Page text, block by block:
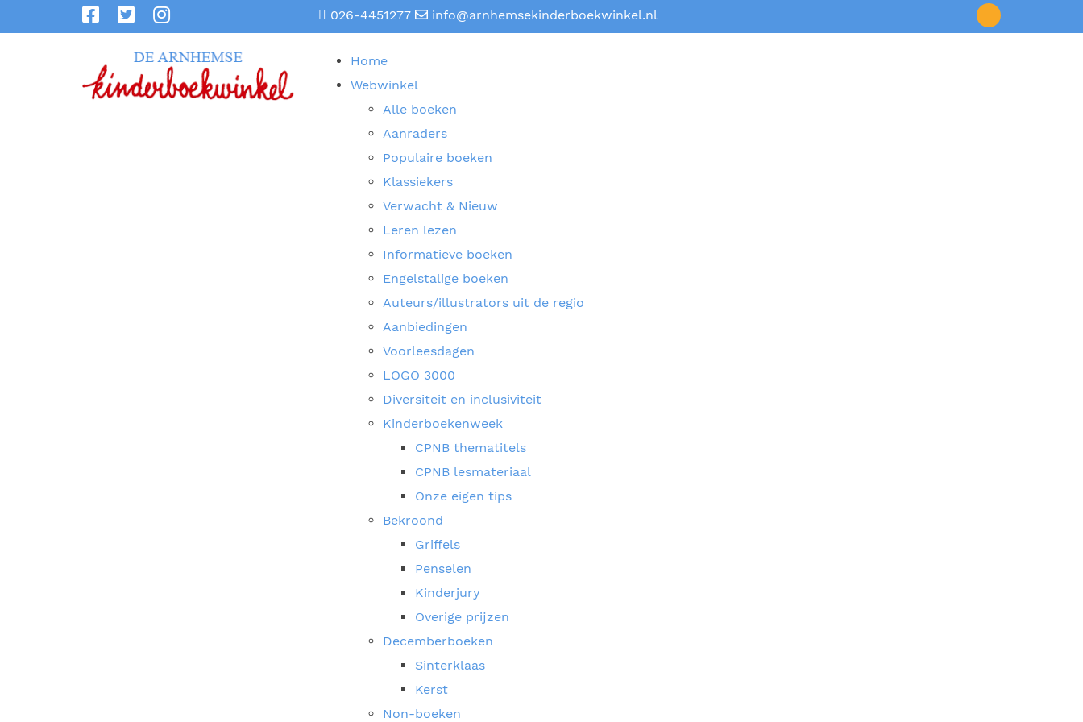
026-4451277 info@arnhemsekinderboekwinkel.nl
Home
Webwinkel
Alle boeken
Aanraders
Populaire boeken
Klassiekers
Verwacht & Nieuw
Leren lezen
Informatieve boeken
Engelstalige boeken
Auteurs/illustrators uit de regio
Aanbiedingen
Voorleesdagen
LOGO 3000
Diversiteit en inclusiviteit
Kinderboekenweek
CPNB thematitels
CPNB lesmateriaal
Onze eigen tips
Bekroond
Griffels
Penselen
Kinderjury
Overige prijzen
Decemberboeken
Sinterklaas
Kerst
Non-boeken